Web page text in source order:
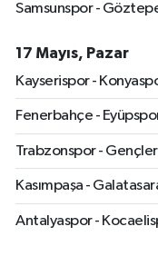
Samsunspor -
17 Mayıs, Pazar
Kayserispor -
Fenerbahçe -
Trabzonspor -
Kasımpaşa -
Antalyaspor -